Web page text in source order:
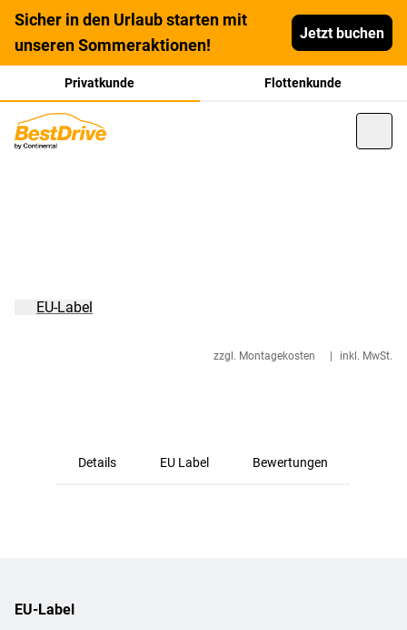
Sicher in den Urlaub starten mit
unseren Sommeraktionen!
Jetzt buchen
Privatkunde Flottenkunde
zzgl. Montagekosten inkl. MwSt.
EU-Label
Details EU Label Bewertungen
EU-Label